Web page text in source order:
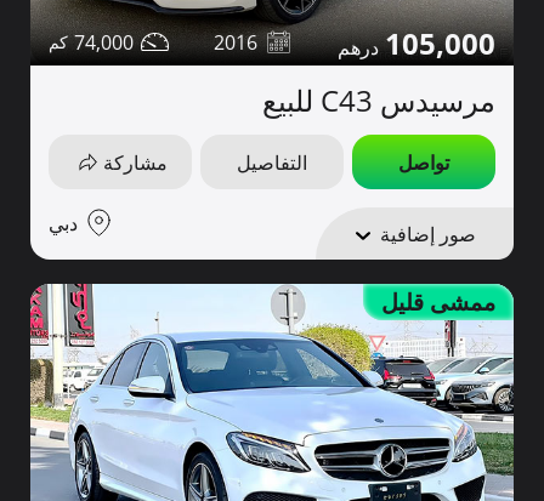
105,000
2016
74,000
مرسيدس C43 للبيع
تواصل التفاصيل مشاركة
صور إضافية دبي
ممشى قليل